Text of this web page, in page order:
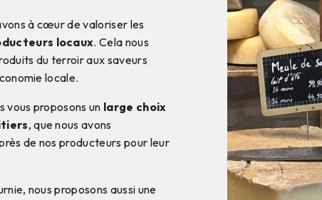
à cœur de valoriser les
locaux. Cela nous
du terroir aux saveurs
locale.
vous proposons un large choix
, que nous avons
de nos producteurs pour leur
nous proposons aussi une